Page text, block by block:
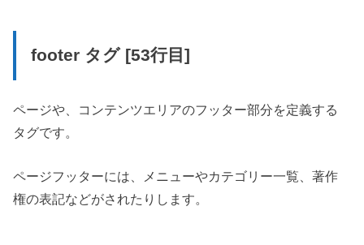
footer タグ [53行目]
ページや、コンテンツエリアのフッター部分を定義する
タグです。
ページフッターには、メニューやカテゴリー一覧、著作
権の表記などがされたりします。